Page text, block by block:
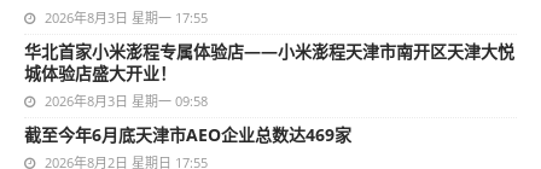
2026年8月3日 星期一 17:55
华北首家小米澎程专属体验店——小米澎程天津市南开区天津大悦
城体验店盛大开业！
2026年8月3日 星期一 09:58
截至今年6月底天津市AEO企业总数达469家
2026年8月2日 星期日 17:55